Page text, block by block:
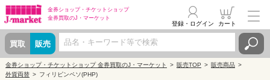
金券ショップ・ チケットショップ
金券買取のJ・マーケット
買取 販売
登録・ログイン カート
金券ショップ・チケットショップ 金券買取のJ・マーケット 販売TOP
販売商品
外貨両替
フィリピンペソ(PHP)